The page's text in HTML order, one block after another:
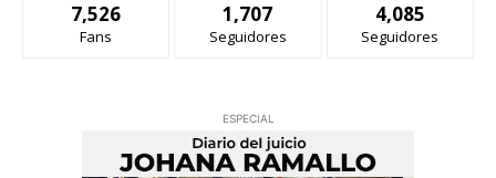
7,526
Fans
1,707
Seguidores
4,085
Seguidores
ESPECIAL